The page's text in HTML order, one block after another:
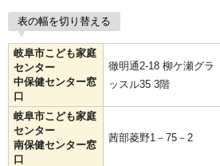
表の幅を切り替える
岐阜市こども家庭
センター
中保健センター窓
口
徹明通2-18 柳ケ瀬グラ
ッスル35 3階
岐阜市こども家庭
センター
南保健センター窓
口
茜部菱野1－75－2